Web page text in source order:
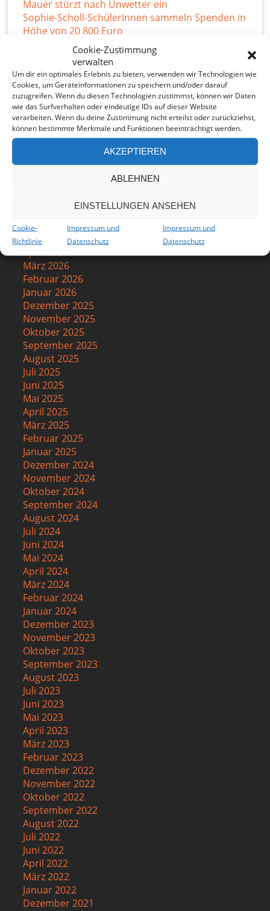
Cookie-Zustimmung
verwalten
Um dir ein optimales Erlebnis zu bieten, verwenden wir Technologien wie
Cookies, um Geräteinformationen zu speichern und/oder darauf
zuzugreifen. Wenn du diesen Technologien zustimmst, können wir Daten
wie das Surfverhalten oder eindeutige IDs auf dieser Website
verarbeiten. Wenn du deine Zustimmung nicht erteilst oder zurückziehst,
können bestimmte Merkmale und Funktionen beeinträchtigt werden.
AKZEPTIEREN
ABLEHNEN
EINSTELLUNGEN ANSEHEN
Cookie-
Richtlinie
Impressum und
Datenschutz
Impressum und
Datenschutz
Mauer stürzt nach Unwetter ein
Sophie-Scholl-SchülerInnen sammeln Spenden in
Höhe von 20 800 Euro
Regenwasser-Projekt wächst
Juni 2026
Mai 2026
April 2026
März 2026
Februar 2026
Januar 2026
Dezember 2025
November 2025
Oktober 2025
September 2025
August 2025
Juli 2025
Juni 2025
Mai 2025
April 2025
März 2025
Februar 2025
Januar 2025
Dezember 2024
November 2024
Oktober 2024
September 2024
August 2024
Juli 2024
Juni 2024
Mai 2024
April 2024
März 2024
Februar 2024
Januar 2024
Dezember 2023
November 2023
Oktober 2023
September 2023
August 2023
Juli 2023
Juni 2023
Mai 2023
April 2023
März 2023
Februar 2023
Dezember 2022
November 2022
Oktober 2022
September 2022
August 2022
Juli 2022
Juni 2022
April 2022
März 2022
Januar 2022
Dezember 2021